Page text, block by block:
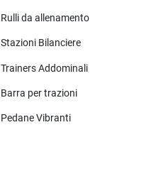
Rulli da allenamento
Stazioni Bilanciere
Trainers Addominali
Barra per trazioni
Pedane Vibranti